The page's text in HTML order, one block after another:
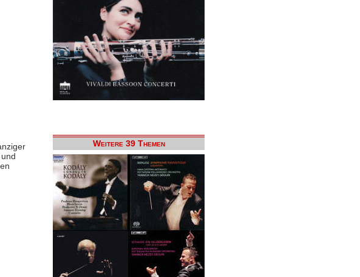
Weitere 39 Themen